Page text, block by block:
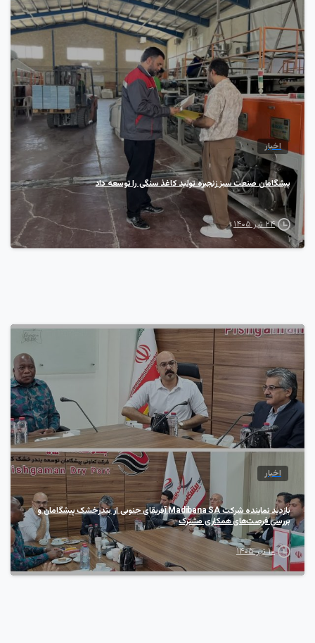
7
اخبار
پیشگامان صنعت سبز زنجیره تولید کاغذ سنگی را توسعه داد
۲۴ تیر ۱۴۰۵
اخبار
بازدید نماینده شرکت Madibana SA آفریقای جنوبی از بندرخشک پیشگامان و
بررسی فرصت‌های همکاری مشترک
۱۰ تیر ۱۴۰۵